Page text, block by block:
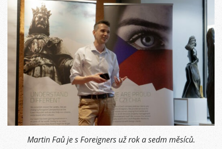
Martin Faů je s Foreigners už rok a sedm měsíců.